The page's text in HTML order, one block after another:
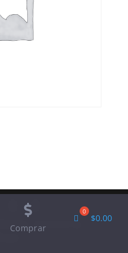
| Powered by
Comprar
$0.00